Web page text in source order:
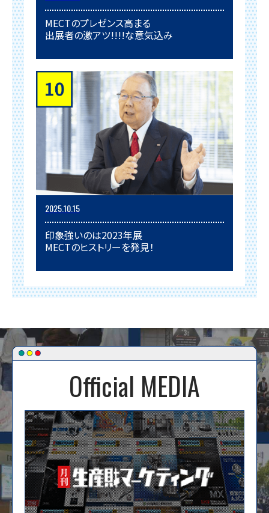
MECTのプレゼンス高まる
出展者の激アツ!!!!な意気込み
2025.10.15
印象強いのは2023年展
MECTのヒストリーを発見！
Official MEDIA